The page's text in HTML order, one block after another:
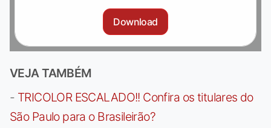
Download
VEJA TAMBÉM
- TRICOLOR ESCALADO!! Confira os titulares do
São Paulo para o Brasileirão?